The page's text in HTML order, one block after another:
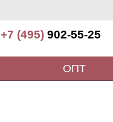
+7 (495) 902-55-25
ОПТ